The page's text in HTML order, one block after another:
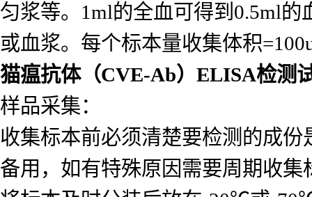
匀浆等。1ml的全血可得到0.5ml的
或血浆。每个标本量收集体积
猫瘟抗体（CVE-Ab）ELISA检测
样品采集：
收集标本前必须清楚要检测的成
备用，如有特殊原因需要周期收集